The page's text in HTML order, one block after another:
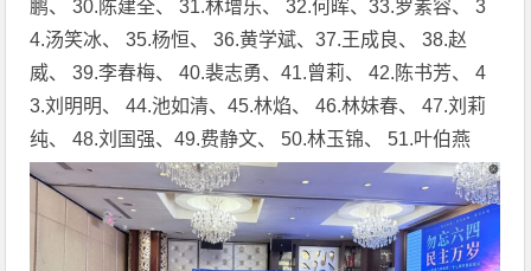
鹏、 30.陈建全、 31.林增乐、 32.何晖、33.罗素容、 3
4.汤笑冰、 35.杨恒、 36.黄学斌、37.王成良、 38.赵
威、 39.李春梅、 40.裴志勇、41.曾莉、 42.陈书芳、 4
3.刘明明、 44.池如清、45.林焰、 46.林妹春、 47.刘莉
纯、 48.刘国强、49.费静文、 50.林玉锦、 51.叶伯燕